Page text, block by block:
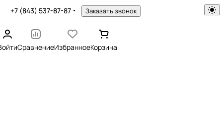
+7 (843) 537-87-87 Заказать звонок
СравнениеИзбранноеКорзина